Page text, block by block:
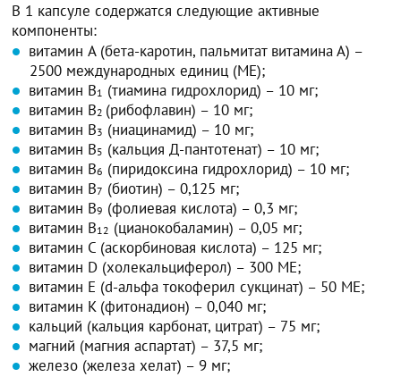
В 1 капсуле содержатся следующие активные
компоненты:
витамин A (бета-каротин, пальмитат витамина А) –
2500 международных единиц (МЕ);
витамин B1 (тиамина гидрохлорид) – 10 мг;
витамин B2 (рибофлавин) – 10 мг;
витамин В3 (ниацинамид) – 10 мг;
витамин B5 (кальция Д-пантотенат) – 10 мг;
витамин B6 (пиридоксина гидрохлорид) – 10 мг;
витамин В7 (биотин) – 0,125 мг;
витамин B9 (фолиевая кислота) – 0,3 мг;
витамин B12 (цианокобаламин) – 0,05 мг;
витамин C (аскорбиновая кислота) – 125 мг;
витамин D (холекальциферол) – 300 МЕ;
витамин E (d-альфа токоферил сукцинат) – 50 МЕ;
витамин K (фитонадион) – 0,040 мг;
кальций (кальция карбонат, цитрат) – 75 мг;
магний (магния аспартат) – 37,5 мг;
железо (железа хелат) – 9 мг;